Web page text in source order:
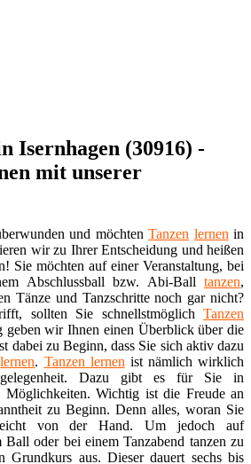
Isernhagen (30916) -
mit unserer
und möchtenTanzen lernen in
wir zu Ihrer Entscheidung und heißen
Sie möchten auf einer Veranstaltung, bei
Abschlussball bzw. Abi-Ball tanzen,
Tänze und Tanzschritte noch gar nicht?
sollten Sie schnellstmöglich Tanzen
geben wir Ihnen einen Überblick über die
dabei zu Beginn, dass Sie sich aktiv dazu
lernen. Tanzen lernen ist nämlich wirklich
Dazu gibt es für Sie in
Möglichkeiten. Wichtig ist die Freude an
zu Beginn. Denn alles, woran Sie
von der Hand. Um jedoch auf
Ball oder bei einem Tanzabend tanzen zu
Grundkurs aus. Dieser dauert sechs bis